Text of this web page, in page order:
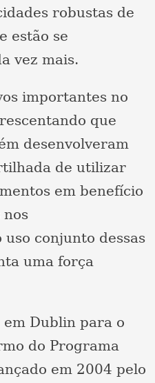
robustas de
estão se
vez mais.
importantes no
que
desenvolveram
de utilizar
em benefício
nos
conjunto dessas
uma força
Dublin para o
do Programa
em 2004 pelo